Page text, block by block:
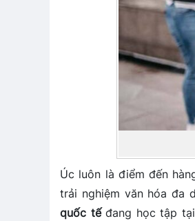
Úc luôn là điểm đến
trải nghiệm văn hóa đa
quốc tếđang học tập tại